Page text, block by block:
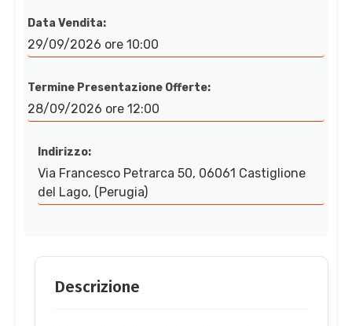
Data Vendita:
29/09/2026 ore 10:00
Termine Presentazione Offerte:
28/09/2026 ore 12:00
Indirizzo:
Via Francesco Petrarca 50, 06061 Castiglione
del Lago, (Perugia)
Descrizione